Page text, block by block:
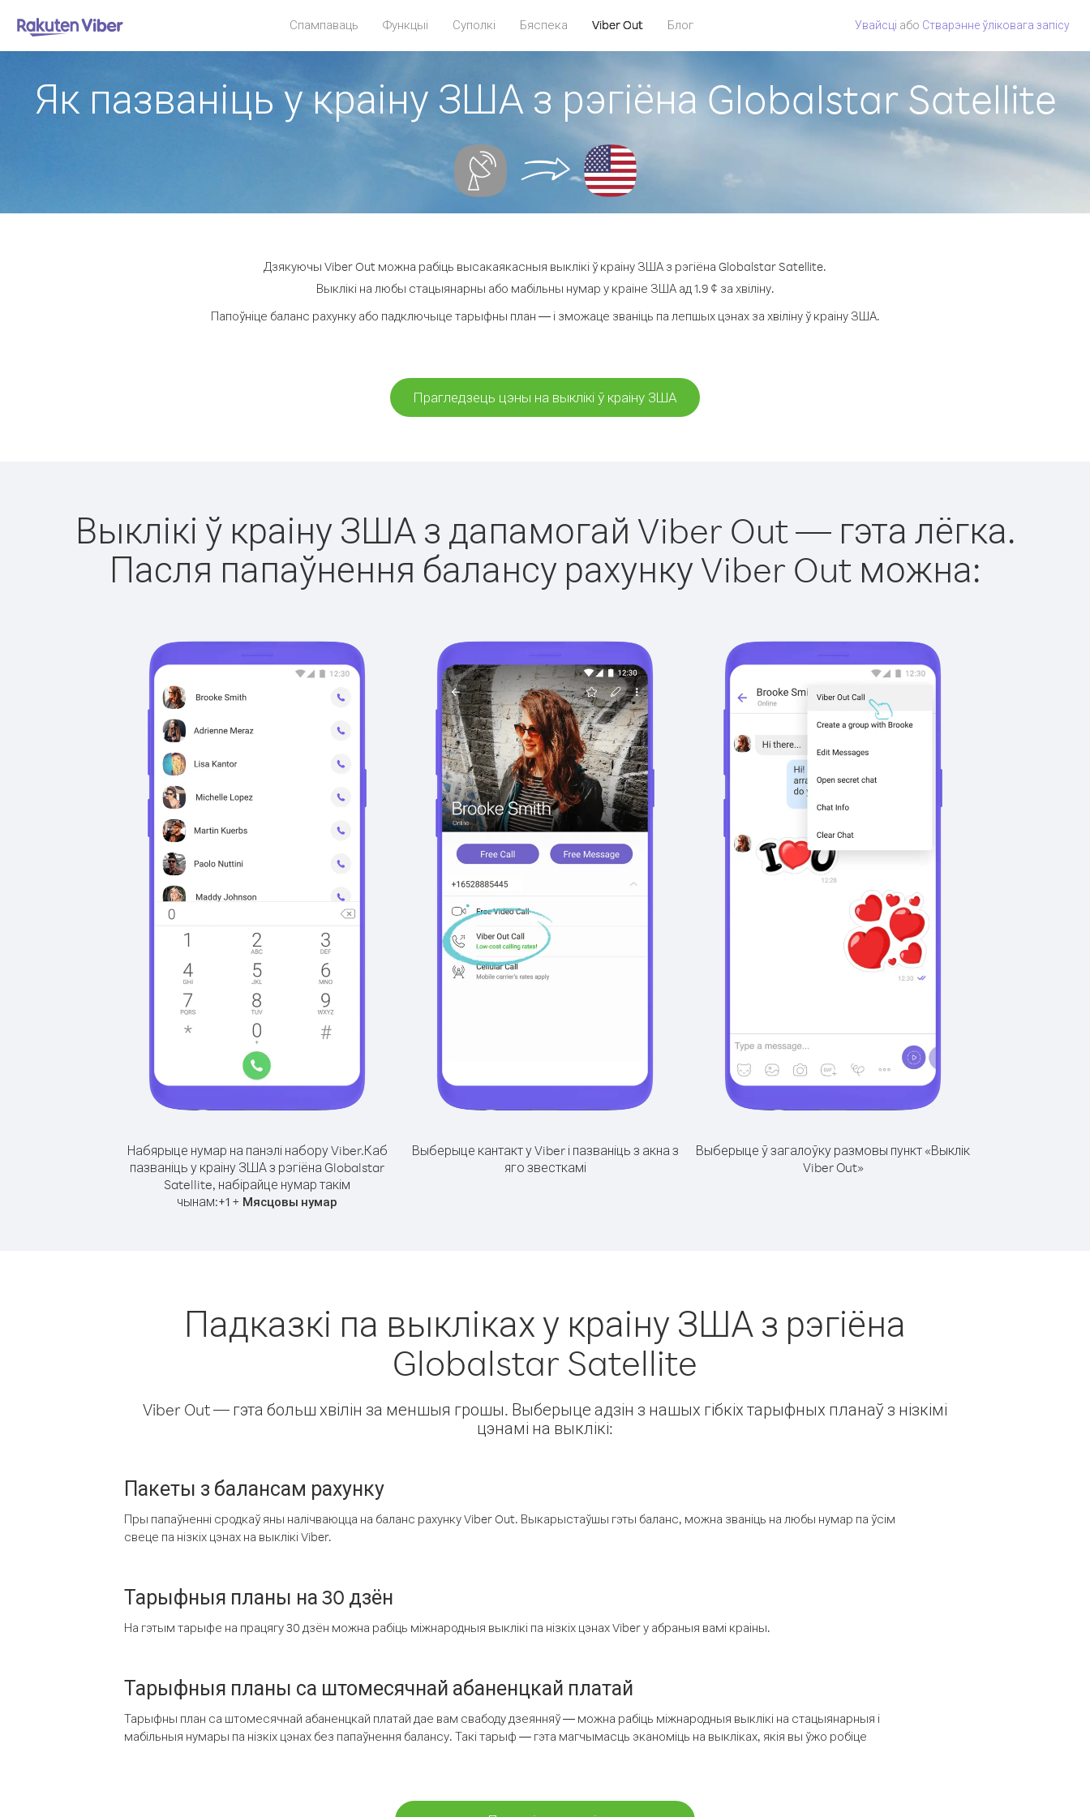
Спампаваць Функцыі Суполкі Бяспека Viber Out Блог Увайсці або Стварэнне ўліковага запісу
Як пазваніць у краіну ЗША з рэгіёна Globalstar Satellite
Дзякуючы Viber Out можна рабіць высакаякасныя выклікі ў краіну ЗША з рэгіёна Globalstar Satellite.
Выклікі на любы стацыянарны або мабільны нумар у краіне ЗША ад 1.9 ¢ за хвіліну.
Папоўніце баланс рахунку або падключыце тарыфны план — і зможаце званіць па лепшых цэнах за хвіліну ў краіну ЗША.
Прагледзець цэны на выклікі ў краіну ЗША
Выклікі ў краіну ЗША з дапамогай Viber Out — гэта лёгка.
Пасля папаўнення балансу рахунку Viber Out можна:
Набярыце нумар на панэлі набору Viber.Каб
пазваніць у краіну ЗША з рэгіёна Globalstar
Satellite, набірайце нумар такім
чынам:+1 + Мясцовы нумар
Выберыце кантакт у Viber і пазваніць з акна з
яго звесткамі
Выберыце ў загалоўку размовы пункт «Выклік
Viber Out»
Падказкі па выкліках у краіну ЗША з рэгіёна
Globalstar Satellite
Viber Out — гэта больш хвілін за меншыя грошы. Выберыце адзін з нашых гібкіх тарыфных планаў з нізкімі
цэнамі на выклікі:
Пакеты з балансам рахунку
Пры папаўненні сродкаў яны налічваюцца на баланс рахунку Viber Out. Выкарыстаўшы гэты баланс, можна званіць на любы нумар па ўсім
свеце па нізкіх цэнах на выклікі Viber.
Тарыфныя планы на 30 дзён
На гэтым тарыфе на працягу 30 дзён можна рабіць міжнародныя выклікі па нізкіх цэнах Viber у абраныя вамі краіны.
Тарыфныя планы са штомесячнай абаненцкай платай
Тарыфны план са штомесячнай абаненцкай платай дае вам свабоду дзеянняў — можна рабіць міжнародныя выклікі на стацыянарныя і
мабільныя нумары па нізкіх цэнах без папаўнення балансу. Такі тарыф — гэта магчымасць эканоміць на выкліках, якія вы ўжо робіце